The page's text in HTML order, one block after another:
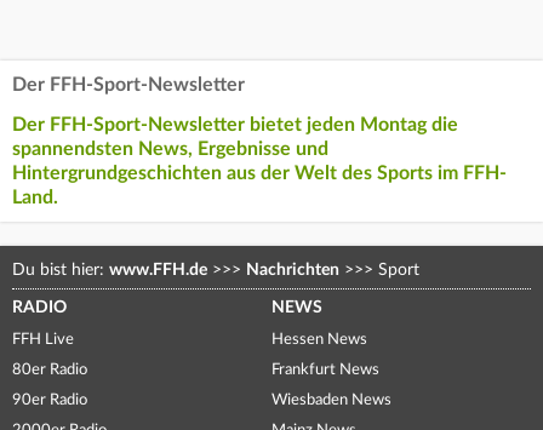
Der FFH-Sport-Newsletter
Der FFH-Sport-Newsletter bietet jeden Montag die
spannendsten News, Ergebnisse und
Hintergrundgeschichten aus der Welt des Sports im FFH-
Land.
Du bist hier: www.FFH.de >>> Nachrichten >>> Sport
RADIO
FFH Live
80er Radio
90er Radio
NEWS
Hessen News
Frankfurt News
Wiesbaden News